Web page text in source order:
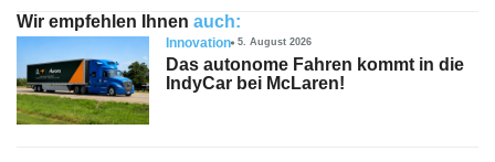
Wir empfehlen Ihnen auch:
Innovation 5. August 2026
Das autonome Fahren kommt in die
IndyCar bei McLaren!